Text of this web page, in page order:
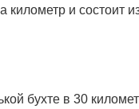
и состоит
бухте в 30